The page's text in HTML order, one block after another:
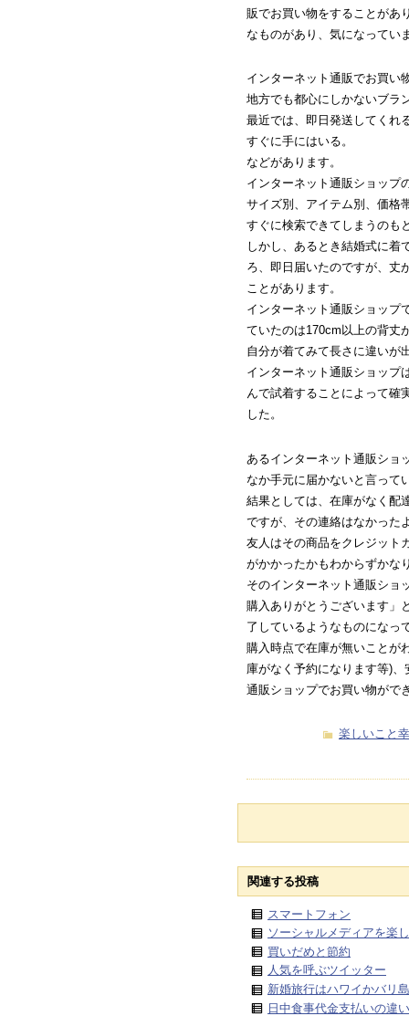
販でお買い物をすることがあ
なものがあり、気になってい
インターネット通販でお買い
地方でも都心にしかないブラ
最近では、即日発送してくれ
すぐに手にはいる。
などがあります。
インターネット通販ショップ
サイズ別、アイテム別、価格
すぐに検索できてしまうのも
しかし、あるとき結婚式に着
ろ、即日届いたのですが、丈
ことがあります。
インターネット通販ショップ
ていたのは170cm以上の背丈
自分が着てみて長さに違いが
インターネット通販ショップ
んで試着することによって確
した。
あるインターネット通販ショ
なか手元に届かないと言って
結果としては、在庫がなく配
ですが、その連絡はなかった
友人はその商品をクレジット
がかかったかもわからずかな
そのインターネット通販ショ
購入ありがとうございます」
了しているようなものになっ
購入時点で在庫が無いことが
庫がなく予約になります等)
通販ショップでお買い物がで
楽しいこと
関連する投稿
スマートフォン
ソーシャルメディアを楽
買いだめと節約
人気を呼ぶツイッター
新婚旅行はハワイかバリ
日中食事代金支払いの違い